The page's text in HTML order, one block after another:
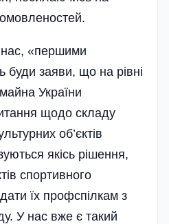
«першими
буди заяви, що на рівні
України
щодо складу
об’єктів
якісь рішення,
спортивного
їх профспілкам з
У нас вже є такий